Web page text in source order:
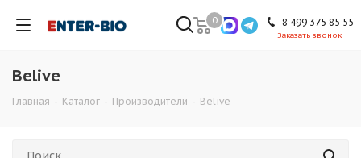
8 499 375 85 55
Заказать звонок
0
Belive
Главная - Каталог - Производители - Belive